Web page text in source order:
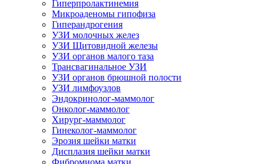
Гиперпролактинемия
Микроаденомы гипофиза
Гиперандрогения
УЗИ молочных желез
УЗИ Щитовидной железы
УЗИ органов малого таза
Трансвагинальное УЗИ
УЗИ органов брюшной полости
УЗИ лимфоузлов
Эндокринолог-маммолог
Онколог-маммолог
Хирург-маммолог
Гинеколог-маммолог
Эрозия шейки матки
Дисплазия шейки матки
Фибромиома матки